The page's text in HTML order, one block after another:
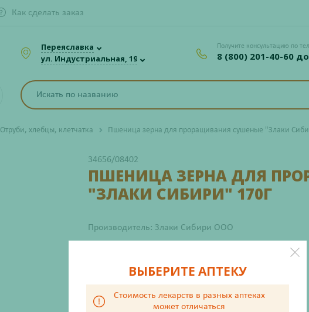
Как сделать заказ
Переяславка
ул. Индустриальная, 19
Получите консультацию по
8 (800) 201-40-60
Отруби, хлебцы, клетчатка Пшеница зерна для проращивания сушеные "Злаки
34656/08402
ПШЕНИЦА ЗЕРНА ДЛЯ
"ЗЛАКИ СИБИРИ" 170Г
Производитель: Злаки Сибири ООО
ВЫБЕРИТЕ АПТЕКУ
Стоимость лекарств в разных аптеках
может отличаться